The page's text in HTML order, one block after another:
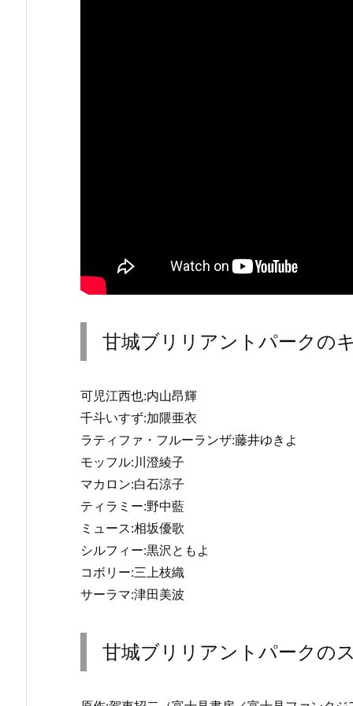
甘城ブリリアントパークの
可児江西也:内山昂輝
千斗いすず:加隈亜衣
ラティファ・フルーランザ:藤井ゆきよ
モッフル:川澄綾子
マカロン:白石涼子
ティラミー:野中藍
ミュース:相坂優歌
シルフィー:黒沢ともよ
コボリー:三上枝織
サーラマ:津田美波
甘城ブリリアントパークの